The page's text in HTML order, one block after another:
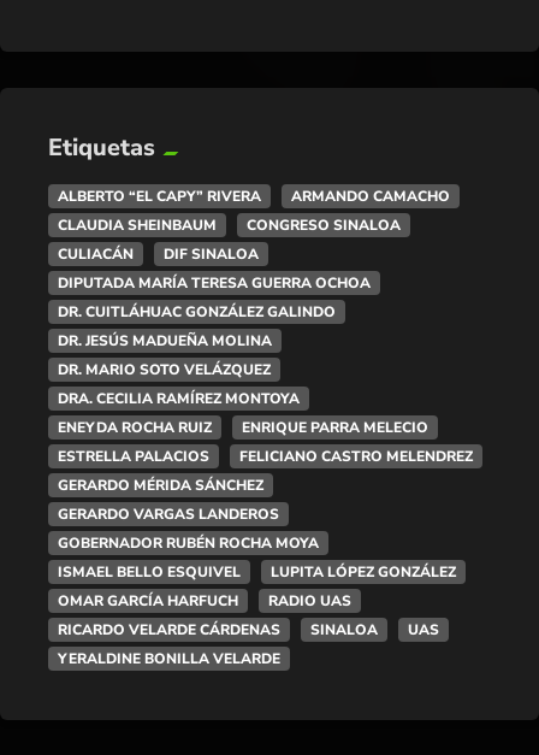
Etiquetas
ALBERTO “EL CAPY” RIVERA
ARMANDO CAMACHO
CLAUDIA SHEINBAUM
CONGRESO SINALOA
CULIACÁN
DIF SINALOA
DIPUTADA MARÍA TERESA GUERRA OCHOA
DR. CUITLÁHUAC GONZÁLEZ GALINDO
DR. JESÚS MADUEÑA MOLINA
DR. MARIO SOTO VELÁZQUEZ
DRA. CECILIA RAMÍREZ MONTOYA
ENEYDA ROCHA RUIZ
ENRIQUE PARRA MELECIO
ESTRELLA PALACIOS
FELICIANO CASTRO MELENDREZ
GERARDO MÉRIDA SÁNCHEZ
GERARDO VARGAS LANDEROS
GOBERNADOR RUBÉN ROCHA MOYA
ISMAEL BELLO ESQUIVEL
LUPITA LÓPEZ GONZÁLEZ
OMAR GARCÍA HARFUCH
RADIO UAS
RICARDO VELARDE CÁRDENAS
SINALOA
UAS
YERALDINE BONILLA VELARDE